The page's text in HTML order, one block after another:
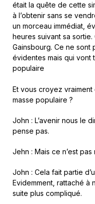
était la quête de cette
à l’obtenir sans se
un morceau immédiat,
heures suivant sa sortie.
Gainsbourg. Ce ne sont
évidentes mais qui vont
populaire
Et vous croyez
masse populaire ?
John : L’avenir nous le
pense pas.
Jehn : Mais ce n’est
John : Cela fait partie
Evidemment, rattaché à
suite plus compliqué.